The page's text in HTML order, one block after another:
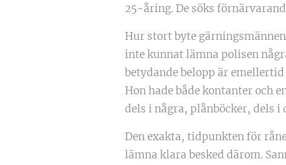
25-åring. De söks
Hur stort byte
inte kunnat lämna polisen
betydande belopp är
Hon hade både kontanter och
dels i några, plånböcker, dels
Den exakta, tidpunkten för
lämna klara besked därom.